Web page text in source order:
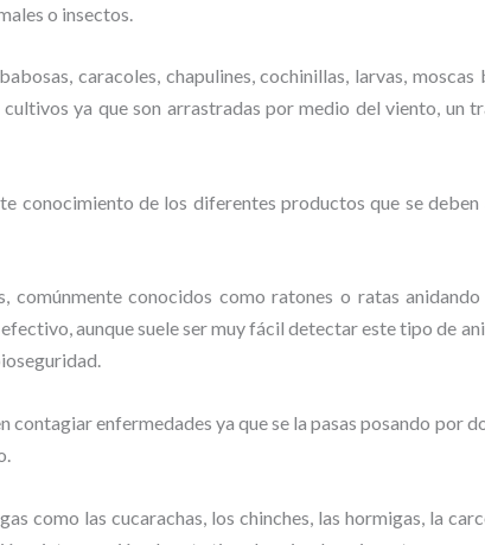
o insectos.
caracoles, chapulines, cochinillas, larvas, moscas
ya que son arrastradas por medio del viento, un
conocimiento de los diferentes productos que se
conocidos como ratones o ratas
aunque suele ser muy fácil detectar este tipo de
enfermedades ya que se la pasas posando por
como las cucarachas, los chinches, las hormigas, la